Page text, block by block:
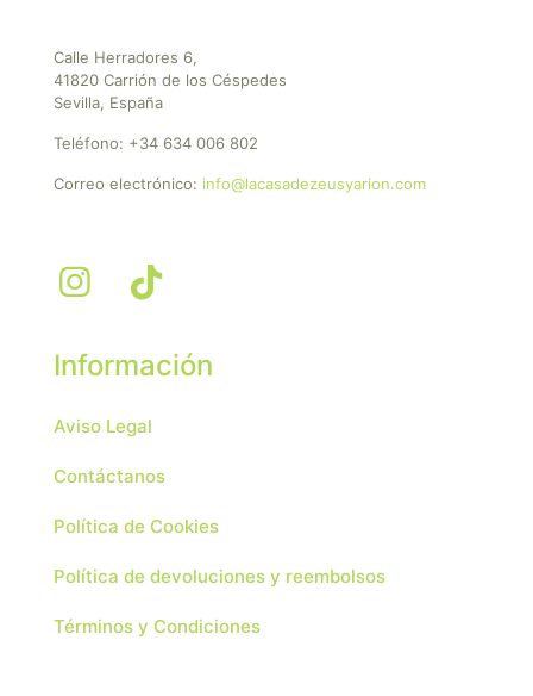
Calle Herradores 6,
41820 Carrión de los Céspedes
Sevilla, España
Teléfono: +34 634 006 802
Correo electrónico: info@lacasadezeusyarion.com
Información
Aviso Legal
Contáctanos
Política de Cookies
Política de devoluciones y reembolsos
Términos y Condiciones